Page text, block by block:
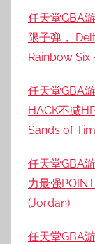
任天堂GBA
限子弹，
Rainbow Six
任天堂GBA
HACK不减
Sands of
任天堂GBA
力最强
(Jordan)
任天堂GBA